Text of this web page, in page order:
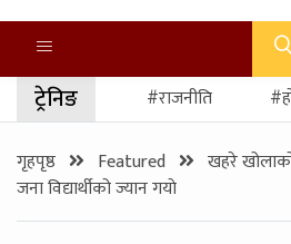
ट्रेनिङ #राजनीति
गृहपृष्ठ Featured
खहरे
जना विद्यार्थीको ज्यान गयाे